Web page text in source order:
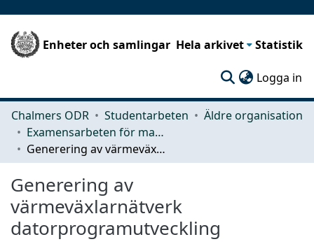
Enheter och samlingar Hela arkivet Statistik
Logga in
Chalmers ODR Studentarbeten
Äldre organisation
Examensarbeten för masterexamen
Generering av värmeväxlarnätverk datorprogramutveckling
Generering av
värmeväxlarnätverk
datorprogramutveckling